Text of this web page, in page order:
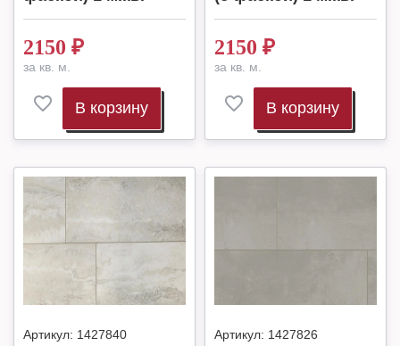
2150 ₽
за кв. м.
В корзину
2150 ₽
за кв. м.
В корзину
Артикул: 1427840 Артикул: 1427826